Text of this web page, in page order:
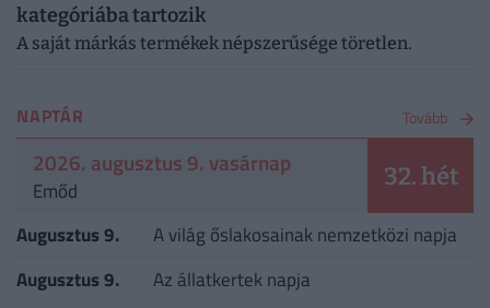
kategóriába tartozik
A saját márkás termékek népszerűsége töretlen.
NAPTÁR Tovább
2026. augusztus 9. vasárnap
Emőd 32. hét
Augusztus 9.
A világ őslakosainak nemzetközi napja
Augusztus 9.
Az állatkertek napja